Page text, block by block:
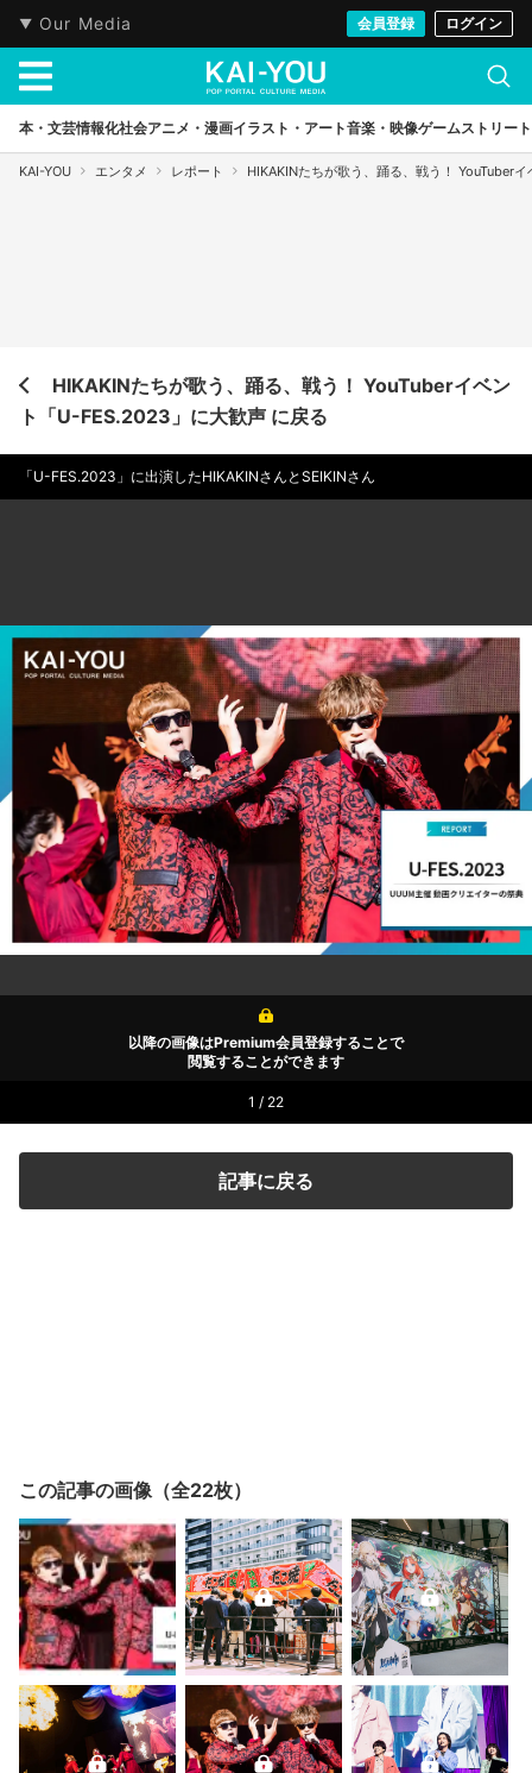
Our Media 会員登録 ログイン
本・文芸情報化社会アニメ・漫画イラスト・アート音楽・映像ゲームストリート
KAI-YOU エンタメ レポート HIKAKINたちが歌う、踊る、戦う！ YouTuber
HIKAKINたちが歌う、踊る、戦う！ YouTuberイベン
ト「U-FES.2023」に大歓声 に戻る
「U-FES.2023」に出演したHIKAKINさんとSEIKINさん
以降の画像はPremium会員登録することで
閲覧することができます
1 / 22
記事に戻る
この記事の画像（全22枚）